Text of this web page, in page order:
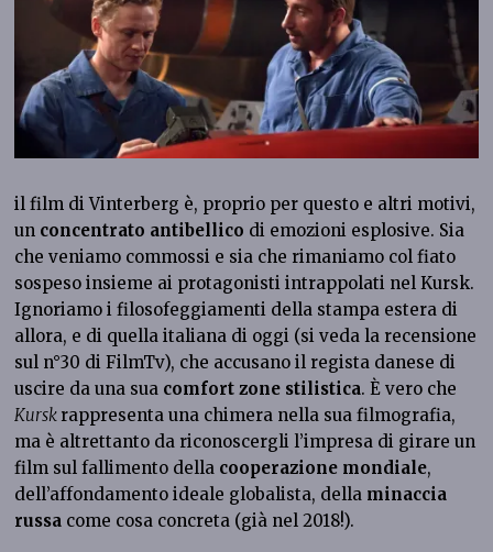
il film di Vinterberg è, proprio per questo e altri motivi,
un concentrato antibellico di emozioni esplosive. Sia
che veniamo commossi e sia che rimaniamo col fiato
sospeso insieme ai protagonisti intrappolati nel Kursk.
Ignoriamo i filosofeggiamenti della stampa estera di
allora, e di quella italiana di oggi (si veda la recensione
sul n°30 di FilmTv), che accusano il regista danese di
uscire da una sua comfort zone stilistica. È vero che
Kursk rappresenta una chimera nella sua filmografia,
ma è altrettanto da riconoscergli l’impresa di girare un
film sul fallimento della cooperazione mondiale,
dell’affondamento ideale globalista, della minaccia
russa come cosa concreta (già nel 2018!).